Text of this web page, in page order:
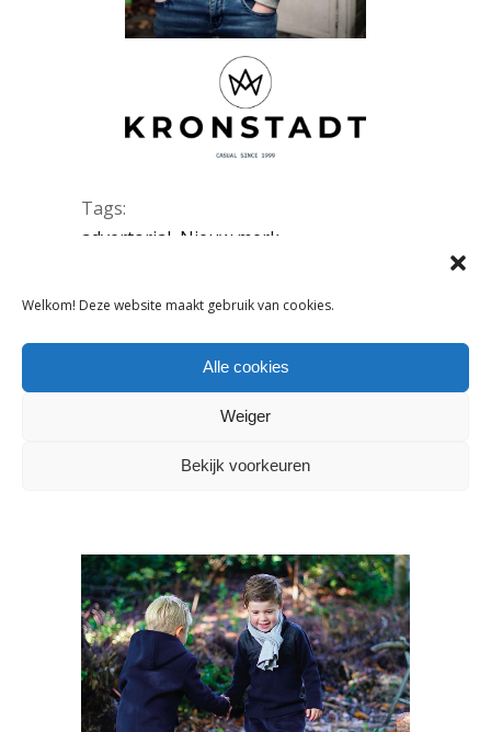
Welkom! Deze website maakt gebruik van cookies.
Alle cookies
Weiger
Bekijk voorkeuren
Tags:
advertorial Nieuw merk